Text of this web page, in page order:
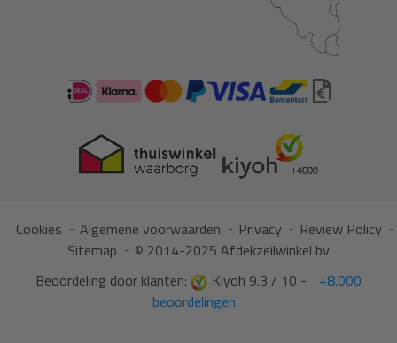
Cookies Algemene voorwaarden Privacy
Review Policy
Sitemap
© 2014-2025 Afdekzeilwinkel bv
Beoordeling door klanten:
Kiyoh 9.3 / 10 -
+8.000
beoordelingen